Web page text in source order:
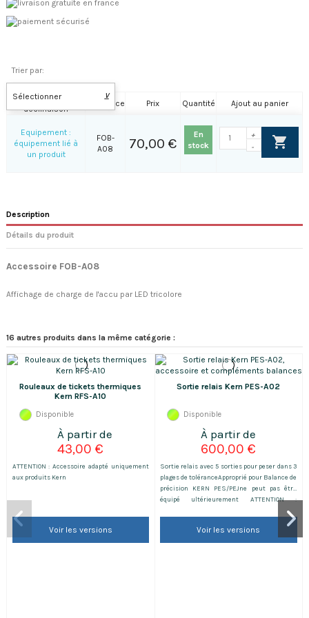
Trier par:
Sélectionner ⊻
Nom de la
déclinaison
Référence Prix Quantité Ajout au panier
Equipement :
équipement lié à
un produit
FOB-
A08
70,00 €
En
stock
+
-
Description
Détails du produit
Accessoire FOB-A08
Affichage de charge de l'accu par LED tricolore
16 autres produits dans la même catégorie :
Rouleaux de tickets thermiques
Kern RFS-A10
Disponible
43,00 €
ATTENTION : Accessoire adapté uniquement
aux produits Kern
Voir les versions
Sortie relais Kern PES-A02
Disponible
600,00 €
Sortie relais avec 5 sorties pour peser dans 3
plages de toléranceApproprié pour Balance de
précision KERN PES/PEJne peut pas être
équipé ultérieurement ATTENTION :
Accessoire adapté uniquement aux produits
Voir les versions